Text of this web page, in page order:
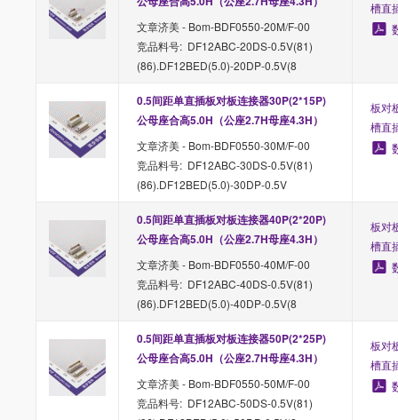
文章济美 - Bom-BDF0550-20M/F-00
竞品料号: DF12ABC-20DS-0.5V(81)
(86).DF12BED(5.0)-20DP-0.5V(8
槽直
0.5间距单直插板对板连接器30P(2*15P)
公母座合高5.0H（公座2.7H母座4.3H）
文章济美 - Bom-BDF0550-30M/F-00
竞品料号: DF12ABC-30DS-0.5V(81)
(86).DF12BED(5.0)-30DP-0.5V
板对
槽直
0.5间距单直插板对板连接器40P(2*20P)
公母座合高5.0H（公座2.7H母座4.3H）
文章济美 - Bom-BDF0550-40M/F-00
竞品料号: DF12ABC-40DS-0.5V(81)
(86).DF12BED(5.0)-40DP-0.5V(8
板对
槽直
0.5间距单直插板对板连接器50P(2*25P)
公母座合高5.0H（公座2.7H母座4.3H）
文章济美 - Bom-BDF0550-50M/F-00
竞品料号: DF12ABC-50DS-0.5V(81)
板对
槽直